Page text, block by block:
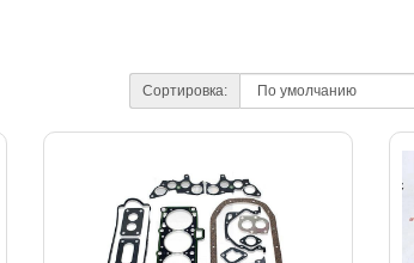
Сортировка: